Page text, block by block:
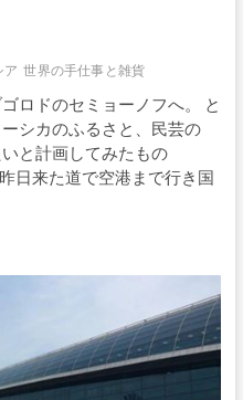
ア 世界の手仕事と雑貨
ロドのセミョーノフへ。 と
シカのふるさと、民芸の
と計画してみたもの
日来た道で空港まで行き国